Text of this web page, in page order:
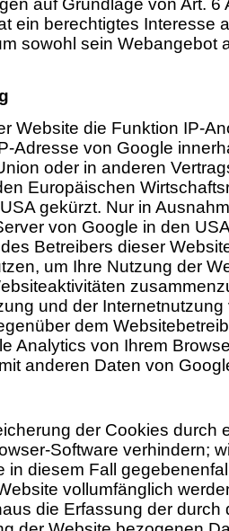
ein berechtigtes Interesse
sowohl sein Webangebot
Website die Funktion IP-
Adresse von Google
oder in anderen
Europäischen
gekürzt. Nur in
von Google in den
Betreibers dieser
um Ihre Nutzung der
und der
dem
Analytics von Ihrem
anderen Daten von
der Cookies durch
Software verhindern;
in diesem Fall
vollumfänglich
die Erfassung der durch